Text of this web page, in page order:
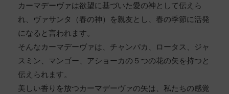
カーマデーヴァは欲望に基づいた愛の神として伝えら
れ、ヴァサンタ（春の神）を親友とし、春の季節に活発
になると言われます。
そんなカーマデーヴァは、チャンパカ、ロータス、ジャ
スミン、マンゴー、アショーカの５つの花の矢を持つと
伝えられます。
美しい香りを放つカーマデーヴァの矢は、私たちの感覚